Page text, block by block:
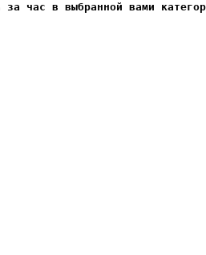
за час в выбранной вами